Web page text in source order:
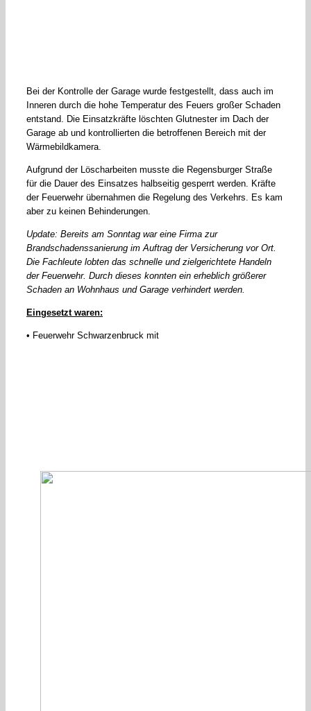
Bei der Kontrolle der Garage wurde festgestellt, dass auch im
Inneren durch die hohe Temperatur des Feuers großer Schaden
entstand. Die Einsatzkräfte löschten Glutnester im Dach der
Garage ab und kontrollierten die betroffenen Bereich mit der
Wärmebildkamera.
Aufgrund der Löscharbeiten musste die Regensburger Straße
für die Dauer des Einsatzes halbseitig gesperrt werden. Kräfte
der Feuerwehr übernahmen die Regelung des Verkehrs. Es kam
aber zu keinen Behinderungen.
Update: Bereits am Sonntag war eine Firma zur
Brandschadenssanierung im Auftrag der Versicherung vor Ort.
Die Fachleute lobten das schnelle und zielgerichtete Handeln
der Feuerwehr. Durch dieses konnten ein erheblich größerer
Schaden an Wohnhaus und Garage verhindert werden.
Eingesetzt waren:
• Feuerwehr Schwarzenbruck mit